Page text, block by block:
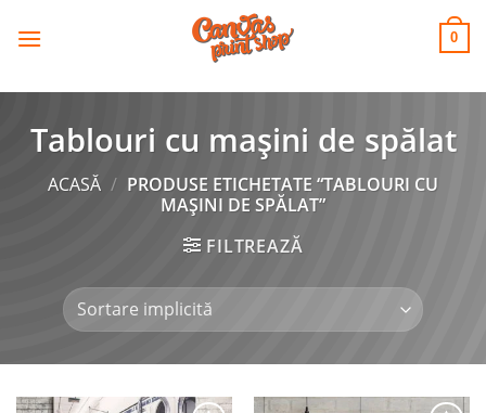
CANVAS
PRINT SHOP 0
Tablouri cu mașini de spălat
ACASĂ / PRODUSE ETICHETATE “TABLOURI CU
MAȘINI DE SPĂLAT”
FILTREAZĂ